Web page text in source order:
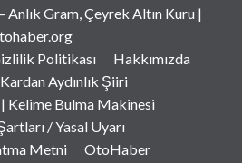
Anlık Gram, Çeyrek Altın Kuru |
Politikası
Hakkımızda
Kardan Aydınlık Şiiri
Kelime Bulma Makinesi
/ Yasal Uyarı
Metni
OtoHaber